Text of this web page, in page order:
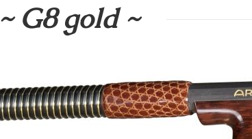
~ G8 gold ~